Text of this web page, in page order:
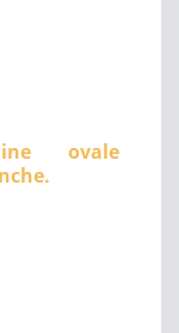
ovale